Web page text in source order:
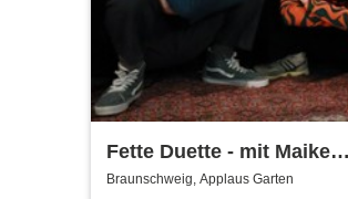
Fette Duette - mit Maike
Jacobs & Markus Schultze
Braunschweig, Applaus Garten